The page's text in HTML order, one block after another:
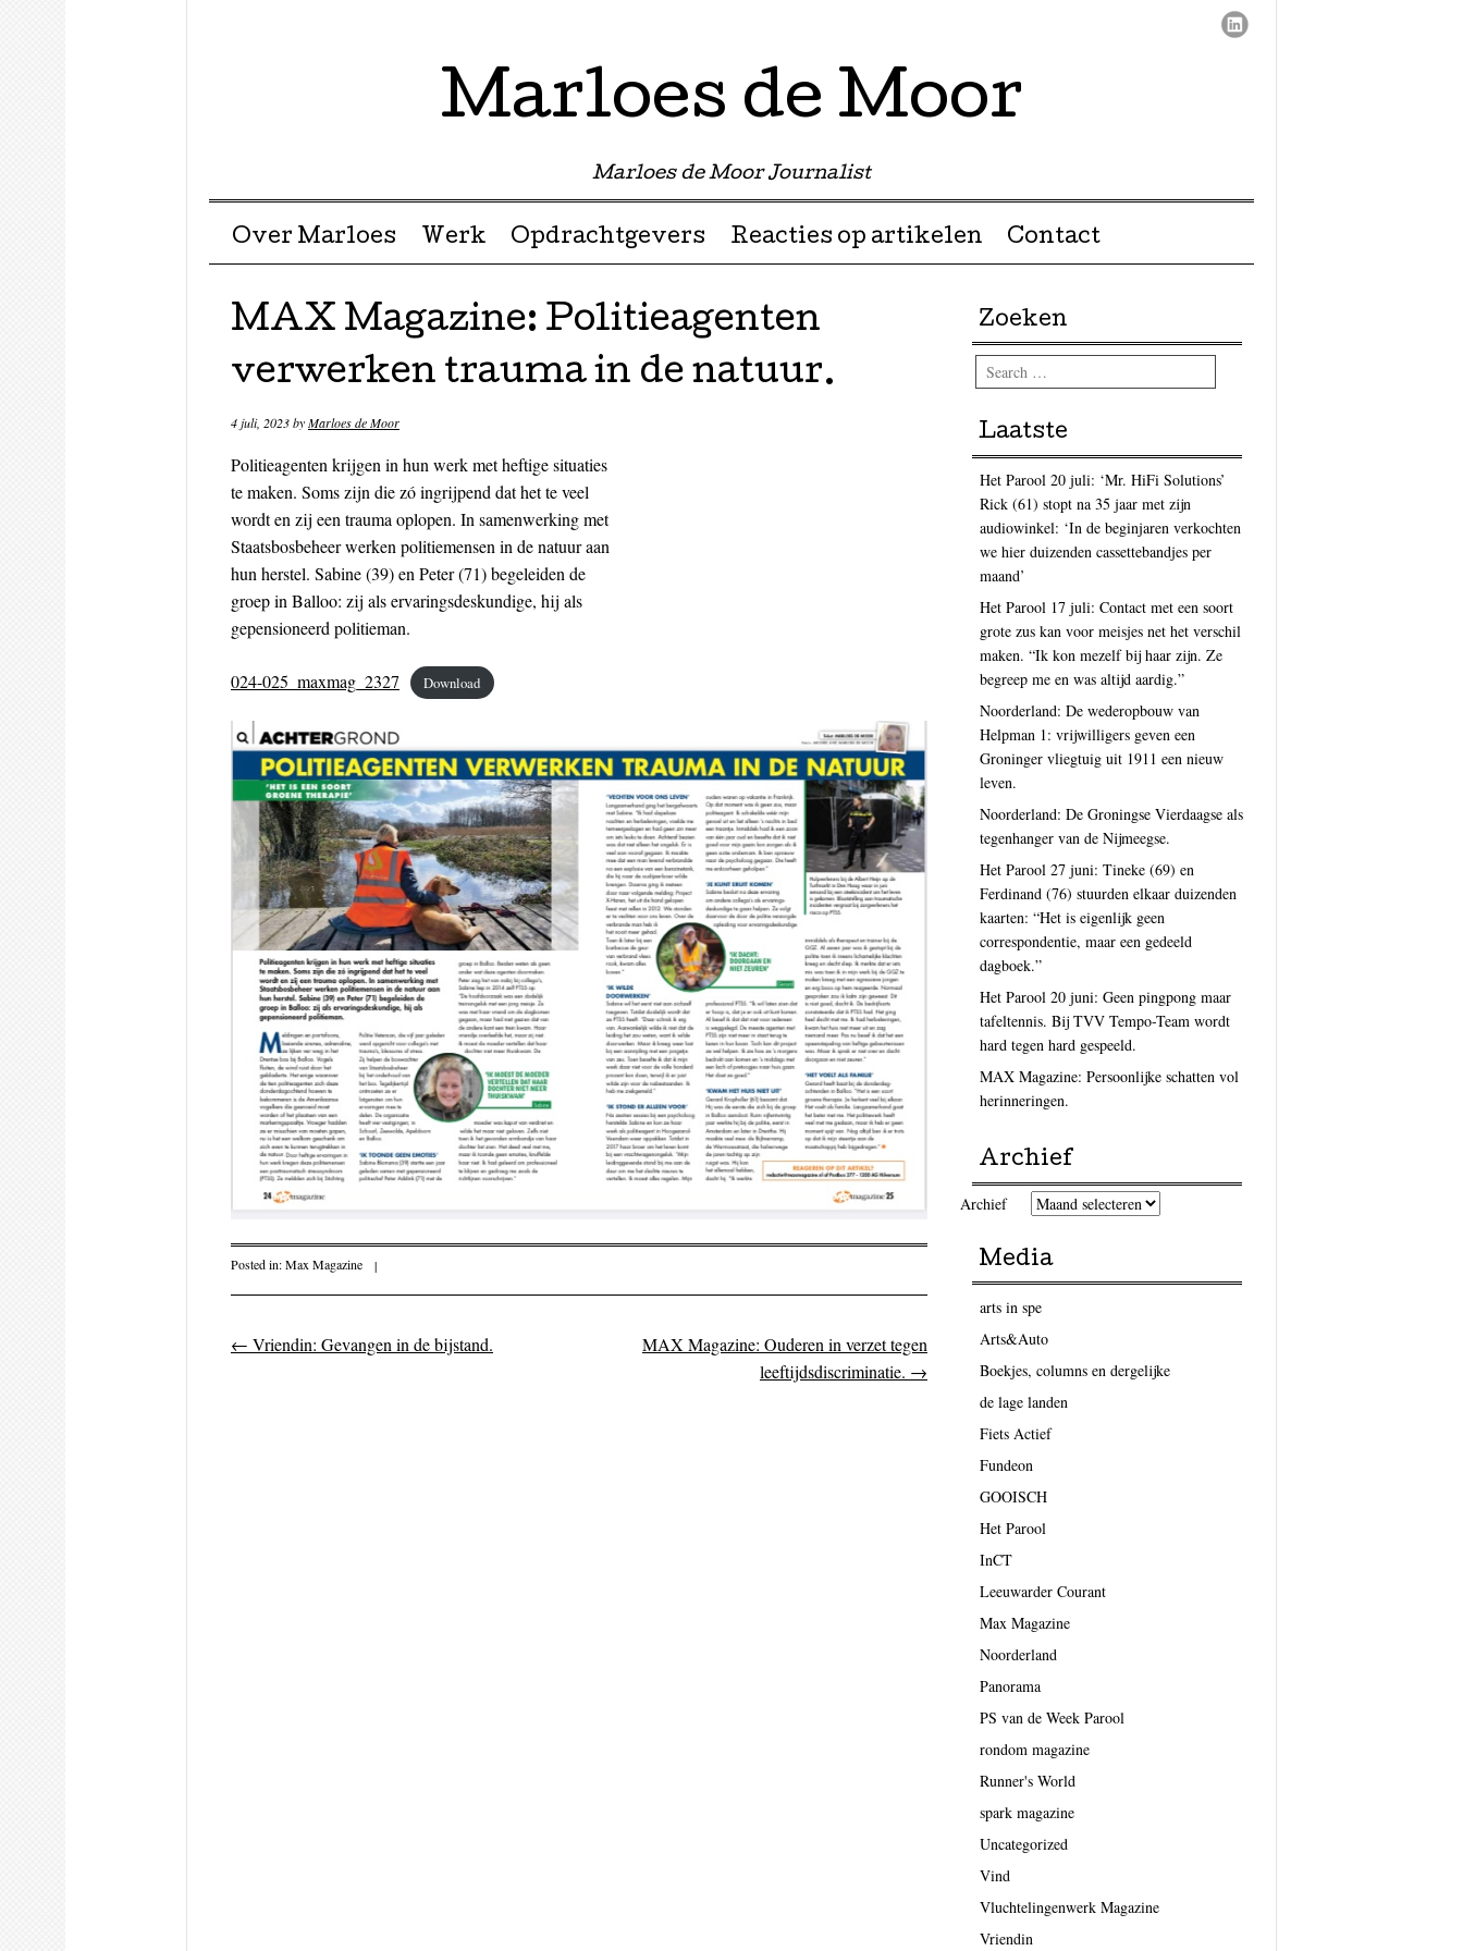
Marloes de Moor
Marloes de Moor Journalist
Menu ☰
Skip to content
Over Marloes Werk Opdrachtgevers Reacties op artikelen Contact
MAX Magazine: Politieagenten
verwerken trauma in de natuur.
4 juli, 2023byMarloes de Moor
Politieagenten krijgen in hun werk met heftige situaties
te maken. Soms zijn die zó ingrijpend dat het te veel
wordt en zij een trauma oplopen. In samenwerking met
Staatsbosbeheer werken politiemensen in de natuur aan
hun herstel. Sabine (39) en Peter (71) begeleiden de
groep in Balloo: zij als ervaringsdeskundige, hij als
gepensioneerd politieman.
024-025_maxmag_2327 Download
Posted in:Max Magazine |
Post navigation
← Vriendin: Gevangen in de bijstand.
MAX Magazine: Ouderen in verzet tegen
leeftijdsdiscriminatie. →
Zoeken
Search
Laatste
Het Parool 20 juli: ‘Mr. HiFi Solutions’
Rick (61) stopt na 35 jaar met zijn
audiowinkel: ‘In de beginjaren verkochten
we hier duizenden cassettebandjes per
maand’
Het Parool 17 juli: Contact met een soort
grote zus kan voor meisjes net het verschil
maken. “Ik kon mezelf bij haar zijn. Ze
begreep me en was altijd aardig.”
Noorderland: De wederopbouw van
Helpman 1: vrijwilligers geven een
Groninger vliegtuig uit 1911 een nieuw
leven.
Noorderland: De Groningse Vierdaagse als
tegenhanger van de Nijmeegse.
Het Parool 27 juni: Tineke (69) en
Ferdinand (76) stuurden elkaar duizenden
kaarten: “Het is eigenlijk geen
correspondentie, maar een gedeeld
dagboek.”
Het Parool 20 juni: Geen pingpong maar
tafeltennis. Bij TVV Tempo-Team wordt
hard tegen hard gespeeld.
MAX Magazine: Persoonlijke schatten vol
herinneringen.
Archief
Archief
Media
arts in spe
Arts&Auto
Boekjes, columns en dergelijke
de lage landen
Fiets Actief
Fundeon
GOOISCH
Het Parool
InCT
Leeuwarder Courant
Max Magazine
Noorderland
Panorama
PS van de Week Parool
rondom magazine
Runner's World
spark magazine
Uncategorized
Vind
Vluchtelingenwerk Magazine
Vriendin